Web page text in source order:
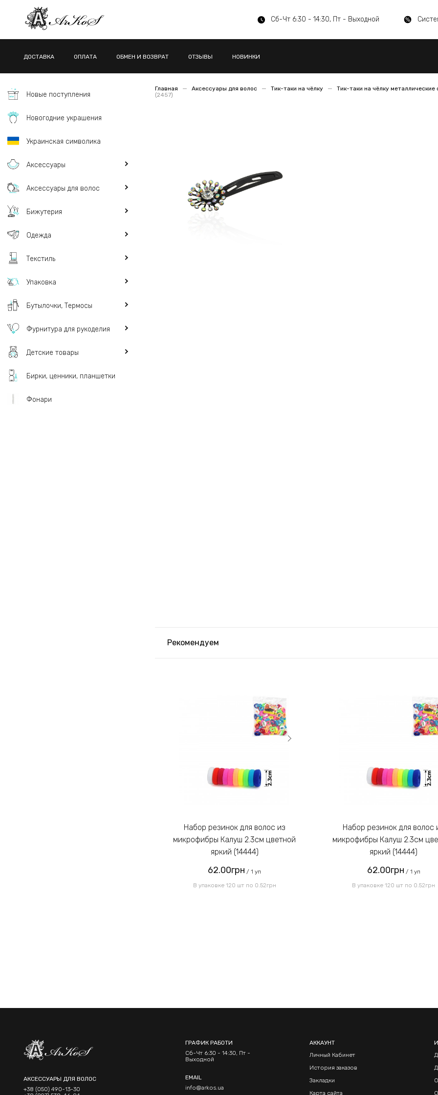
Сб-Чт 6:30 - 14:30, Пт - Выходной
ДОСТАВКА ОПЛАТА ОБМЕН И ВОЗВРАТ ОТЗЫВЫ НОВИНКИ
Новые поступления
Новогодние украшения
Украинская символика
Аксессуары
Аксессуары для волос
Бижутерия
Одежда
Текстиль
Упаковка
Бутылочки, Термосы
Фурнитура для рукоделия
Детские товары
Бирки, ценники, планшетки
Фонари
Главная Аксессуары для волос Тик-таки на чёлку Тик-таки на чёлку металлические
(2457)
Рекомендуем
Набор резинок для волос из
микрофибры Калуш 2.3см цветной
яркий (14444)
62.00грн / 1 уп
В упаковке 120 шт по 0.52грн
Набор резинок для волос из
микрофибры Калуш 2.3см
яркий (14444)
62.00грн / 1 уп
В упаковке 120 шт по 0.52грн
АКСЕССУАРЫ ДЛЯ ВОЛОС
+38 (050) 490-13-30
ГРАФИК РАБОТИ
Сб-Чт 6:30 - 14:30, Пт -
Выходной
EMAIL
info@arkos.ua
АККАУНТ
Личный Кабинет
История заказов
Закладки
Карта сайта